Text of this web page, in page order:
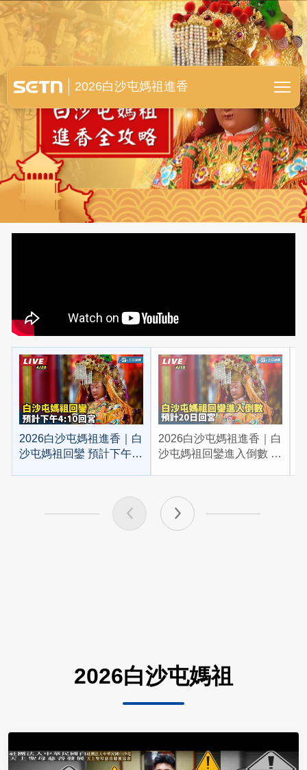
白沙屯媽祖進香全紀錄
2026白沙屯媽祖進香
2026白沙屯媽祖進香｜白
沙屯媽祖回鑾 預計下午
2026白沙屯媽祖進香｜白
沙屯媽祖回鑾進入倒數 預
2026白沙屯媽祖